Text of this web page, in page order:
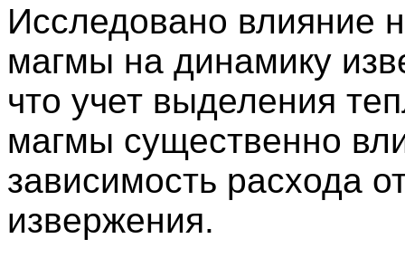
Исследовано влияние
магмы на динамику
что учет выделения
магмы существенно
зависимость расхода
извержения.